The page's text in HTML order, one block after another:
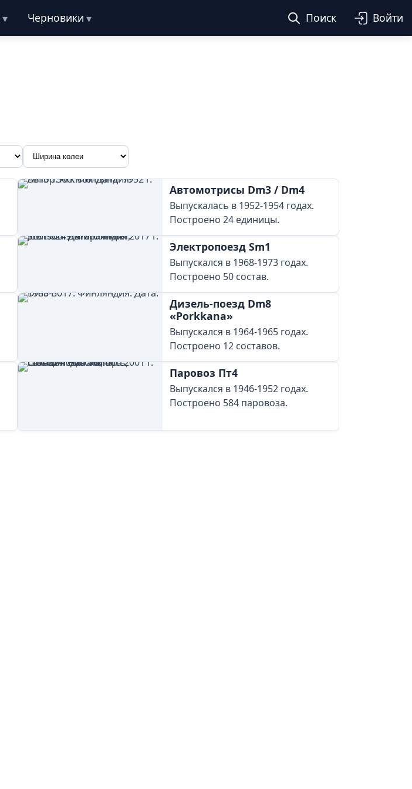
Черновики Поиск Войти
Автомотрисы Dm3 / Dm4
Выпускалась в 1952-1954 годах.
Построено 24 единицы.
Электропоезд Sm1
Выпускался в 1968-1973 годах.
Построено 50 состав.
Дизель-поезд Dm8
«Porkkana»
Выпускался в 1964-1965 годах.
Построено 12 составов.
Паровоз Пт4
Выпускался в 1946-1952 годах.
Построено 584 паровоза.